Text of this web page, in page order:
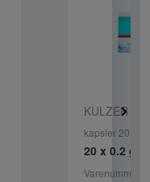
KULZER
kapsler 20 x
20 x 0.2 g
Varenummer: